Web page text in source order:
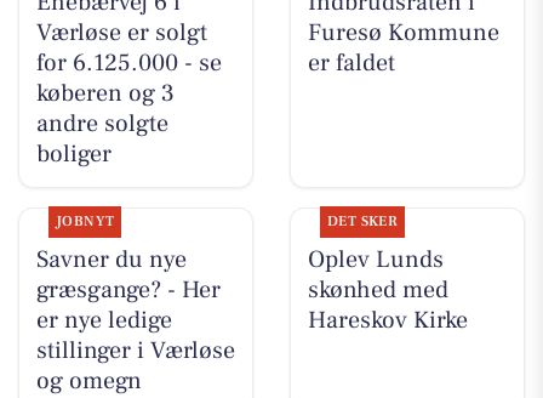
Værløse er solgt
for 6.125.000 - se
køberen og 3
andre solgte
boliger
Furesø Kommune
er faldet
JOBNYT
Savner du nye
græsgange? - Her
er nye ledige
stillinger i Værløse
og omegn
DET SKER
Oplev Lunds
skønhed med
Hareskov Kirke